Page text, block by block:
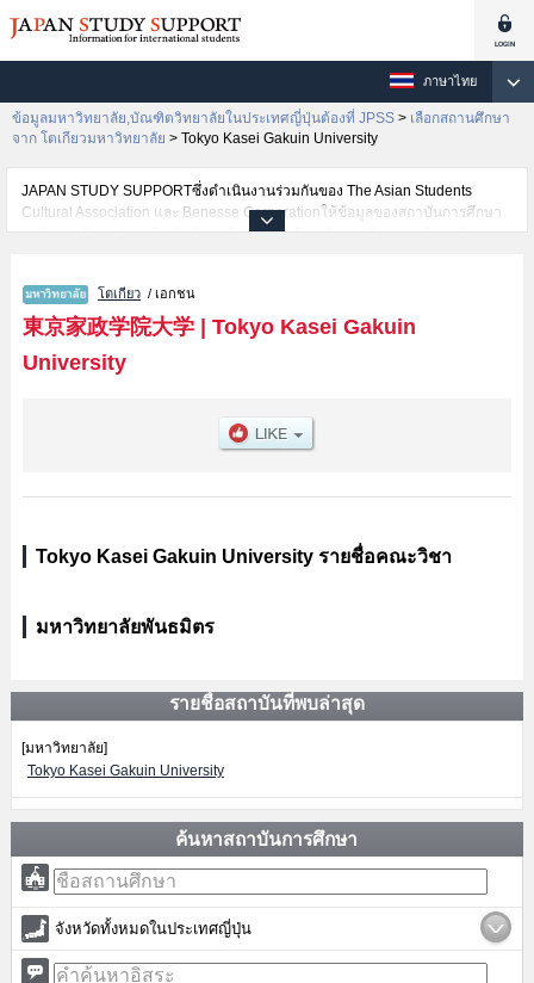
ภาษาไทย
ข้อมูลมหาวิทยาลัย,บัณฑิตวิทยาลัยในประเทศญี่ปุ่นต้องที่ JPSS > เลือกสถานศึกษา
จาก โตเกียวมหาวิทยาลัย > Tokyo Kasei Gakuin University
JAPAN STUDY SUPPORTซึ่งดำเนินงานร่วมกันของ The Asian Students
Cultural Association และ Benesse Corporationให้ข้อมูลของสถาบันการศึกษา
ระดับมหาวิทยาลัย・บัณฑิตวิทยาลัย・วิทยาลัยระดับอนุปริญญา・วิทยาลัย
นักศึกษาต่างชาติเช่นข้อมูลของแต่ละคณะ,ข้อมูลการสอบคัดเลือกเข้าศึกษาเช่น
จำนวนคนที่รับสมัครหรือจำนวนคนที่ผ่านการสอบคัดเลือกเป็นต้น,แนะนำสถาน
ที่,การเดินทางเป็นต้นไว้ด้วยดังนั้นขอเชิญใช้บริการค้นหาข้อมูลตามอัธยาศัย
โตเกียว / เอกชน
東京家政学院大学| Tokyo Kasei Gakuin
University
Tokyo Kasei Gakuin University รายชื่อคณะวิชา
มหาวิทยาลัยพันธมิตร
รายชื่อสถาบันที่พบล่าสุด
[มหาวิทยาลัย]
Tokyo Kasei Gakuin University
ค้นหาสถาบันการศึกษา
จังหวัดทั้งหมดในประเทศญี่ปุ่น